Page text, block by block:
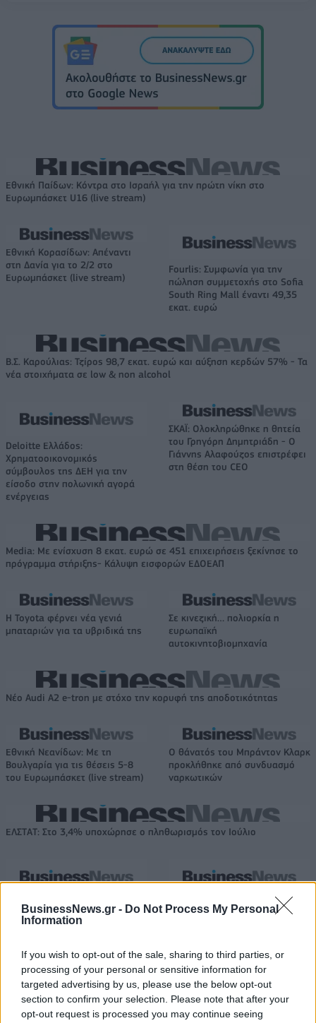
BusinessNews.gr - Do Not Process My Personal
Information
If you wish to opt-out of the sale, sharing to third parties, or
processing of your personal or sensitive information for
targeted advertising by us, please use the below opt-out
section to confirm your selection. Please note that after your
opt-out request is processed you may continue seeing
Εθνική Παίδων: Κόντρα στο Ισραήλ για την πρώτη νίκη στο
Ευρωμπάσκετ U16 (live stream)
Εθνική Κορασίδων: Απέναντι
στη Δανία για το 2/2 στο
Ευρωμπάσκετ (live stream)
Fourlis: Συμφωνία για την
πώληση συμμετοχής στο Sofia
South Ring Mall έναντι 49,35
εκατ. ευρώ
Β.Σ. Καρούλιας: Τζίρος 98,7 εκατ. ευρώ και αύξηση κερδών 57% - Τα
νέα στοιχήματα σε low & non alcohol
Deloitte Ελλάδος:
Χρηματοοικονομικός
σύμβουλος της ΔΕΗ για την
είσοδο στην πολωνική αγορά
ενέργειας
ΣΚΑΪ: Ολοκληρώθηκε η θητεία
του Γρηγόρη Δημητριάδη - Ο
Γιάννης Αλαφούζος επιστρέφει
στη θέση του CEO
Media: Με ενίσχυση 8 εκατ. ευρώ σε 451 επιχειρήσεις ξεκίνησε το
πρόγραμμα στήριξης- Κάλυψη εισφορών ΕΔΟΕΑΠ
Η Toyota φέρνει νέα γενιά
μπαταριών για τα υβριδικά της
Σε κινεζική… πολιορκία η
ευρωπαϊκή
αυτοκινητοβιομηχανία
Νέο Audi A2 e-tron με στόχο την κορυφή της αποδοτικότητας
Εθνική Νεανίδων: Με τη
Βουλγαρία για τις θέσεις 5-8
του Ευρωμπάσκετ (live stream)
O θάνατός του Μπράντον Κλαρκ
προκλήθηκε από συνδυασμό
ναρκωτικών
ΕΛΣΤΑΤ: Στο 3,4% υποχώρησε ο πληθωρισμός τον Ιούλιο
Χρηματοδότηση 8 εκατ. ευρώ
σε 843 μέσα ενημέρωσης-
Τύπου
Metlen: Ρεκόρ EBITDA στο α'
εξάμηνο, στα 550 εκατ. ευρώ –
Η Chery επενδύει 75 εκατ. δολάρια στην KG Mobility